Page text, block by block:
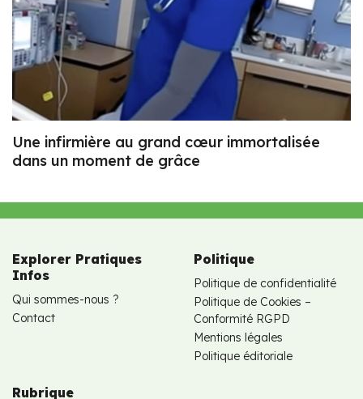
Une infirmière au grand cœur immortalisée
dans un moment de grâce
Explorer Pratiques
Infos
Qui sommes-nous ?
Contact
Politique
Politique de confidentialité
Politique de Cookies –
Conformité RGPD
Mentions légales
Politique éditoriale
Rubrique